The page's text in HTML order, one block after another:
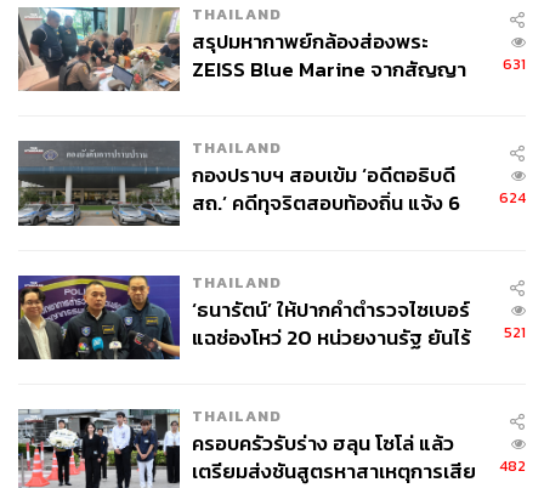
THAILAND
สรุปมหากาพย์กล้องส่องพระ
ZEISS Blue Marine จากสัญญา
จ่ายหนี้-แอบระบุแบรนด์
631
THAILAND
กองปราบฯ สอบเข้ม ‘อดีตอธิบดี
สถ.’ คดีทุจริตสอบท้องถิ่น แจ้ง 6
624
THAILAND
‘ธนารัตน์’ ให้ปากคำตำรวจไซเบอร์
แฉช่องโหว่ 20 หน่วยงานรัฐ ยันไร้
521
THAILAND
ครอบครัวรับร่าง ฮลุน โซโล่ แล้ว
เตรียมส่งชันสูตรหาสาเหตุการเสีย
482